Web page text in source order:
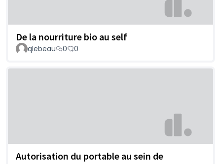
De la nourriture bio au self
qlebeau 0 0
Autorisation du portable au sein de